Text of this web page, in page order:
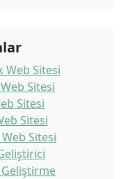
Sitesi
Sitesi
Sitesi
Sitesi
Sitesi